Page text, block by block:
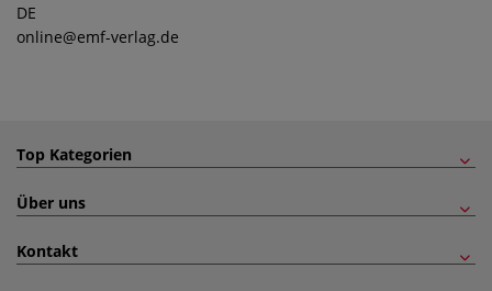
DE
online@emf-verlag.de
Top Kategorien
Über uns
Kontakt